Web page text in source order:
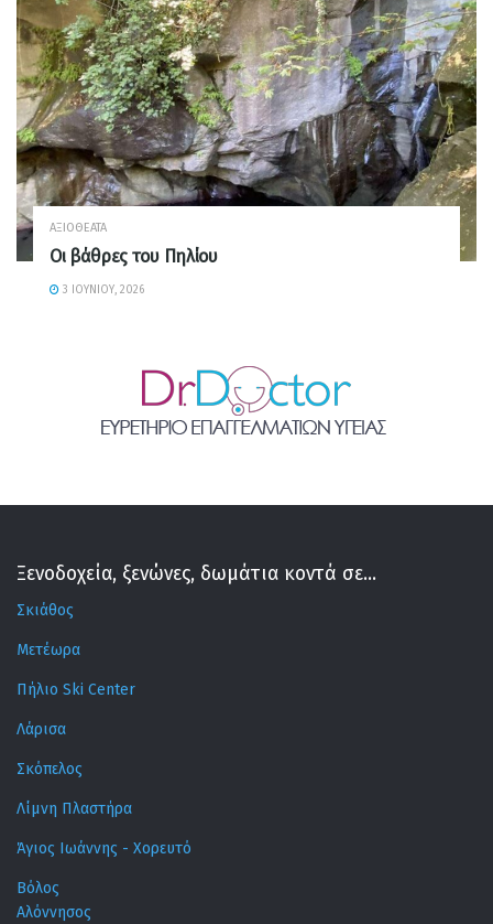
ΑΞΙΟΘΈΑΤΑ
Οι βάθρες του Πηλίου
3 ΙΟΥΝΊΟΥ, 2026
Ξενοδοχεία, ξενώνες, δωμάτια κοντά σε...
Σκιάθος
Μετέωρα
Πήλιο Ski Center
Λάρισα
Σκόπελος
Λίμνη Πλαστήρα
Άγιος Ιωάννης - Χορευτό
Βόλος
Αλόννησος